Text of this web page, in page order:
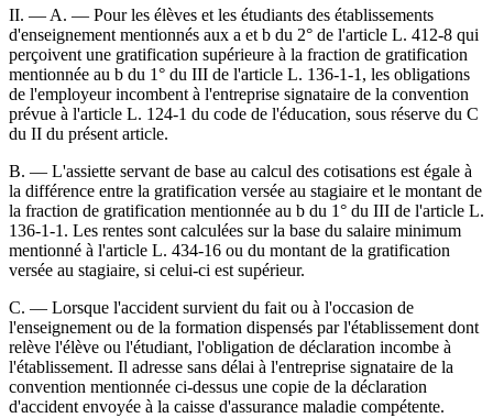
II. ― A. ― Pour les élèves et les étudiants des établissements
d'enseignement mentionnés aux a et b du 2° de l'article L. 412-8 qui
perçoivent une gratification supérieure à la fraction de gratification
mentionnée au b du 1° du III de l'article L. 136-1-1, les obligations
de l'employeur incombent à l'entreprise signataire de la convention
prévue à l'article L. 124-1 du code de l'éducation, sous réserve du C
du II du présent article.
B. ― L'assiette servant de base au calcul des cotisations est égale à
la différence entre la gratification versée au stagiaire et le montant de
la fraction de gratification mentionnée au b du 1° du III de l'article L.
136-1-1. Les rentes sont calculées sur la base du salaire minimum
mentionné à l'article L. 434-16 ou du montant de la gratification
versée au stagiaire, si celui-ci est supérieur.
C. ― Lorsque l'accident survient du fait ou à l'occasion de
l'enseignement ou de la formation dispensés par l'établissement dont
relève l'élève ou l'étudiant, l'obligation de déclaration incombe à
l'établissement. Il adresse sans délai à l'entreprise signataire de la
convention mentionnée ci-dessus une copie de la déclaration
d'accident envoyée à la caisse d'assurance maladie compétente.